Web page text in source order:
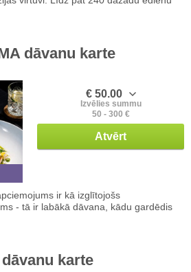
dāvanu karte
€ 50.00
Izvēlies summu
50 - 300 €
Atvērt
ir kā izglītojošs
- tā ir labākā dāvana, kādu gardēdis
karte